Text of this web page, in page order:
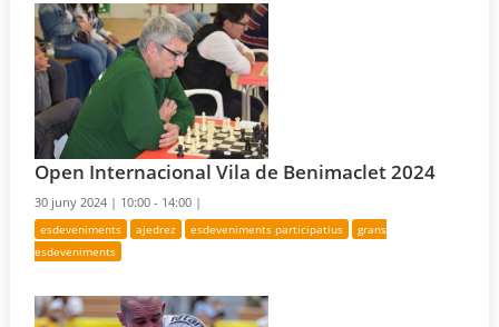
Open Internacional Vila de Benimaclet 2024
30 juny 2024 | 10:00 - 14:00 |
esdeveniments ajedrez esdeveniments participatius
grans
esdeveniments